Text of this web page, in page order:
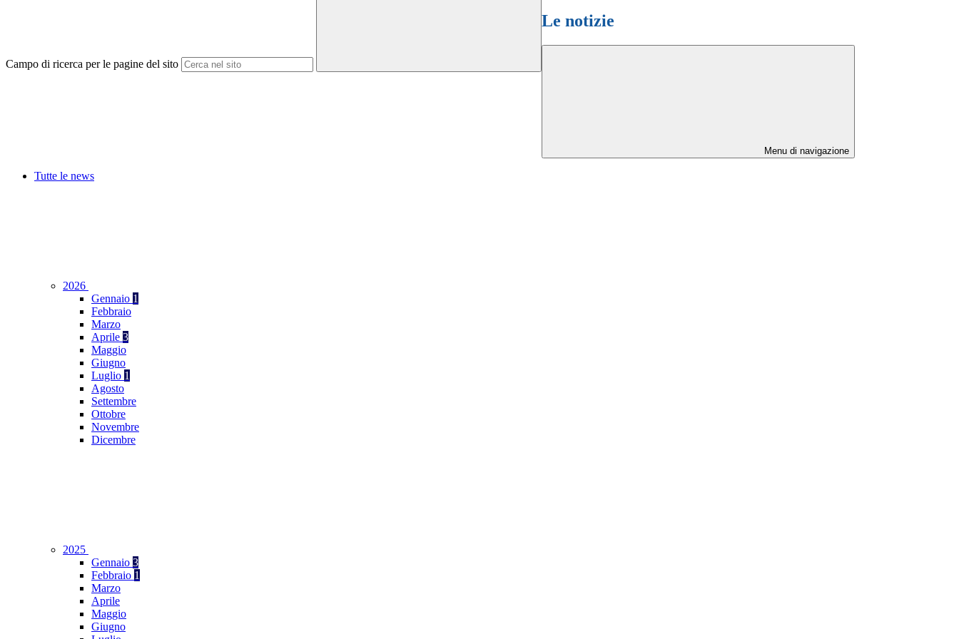
Campo di ricerca per le pagine del sito
Le notizie
Menu di navigazione
Tutte le news
2026
Gennaio 1
Febbraio
Marzo
Aprile 3
Maggio
Giugno
Luglio 1
Agosto
Settembre
Ottobre
Novembre
Dicembre
2025
Gennaio 3
Febbraio 1
Marzo
Aprile
Maggio
Giugno